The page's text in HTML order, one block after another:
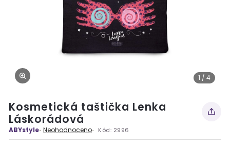
1 / 4
Kosmetická taštička Lenka
Láskorádová
ABYstyle Neohodnoceno Kód: 2996